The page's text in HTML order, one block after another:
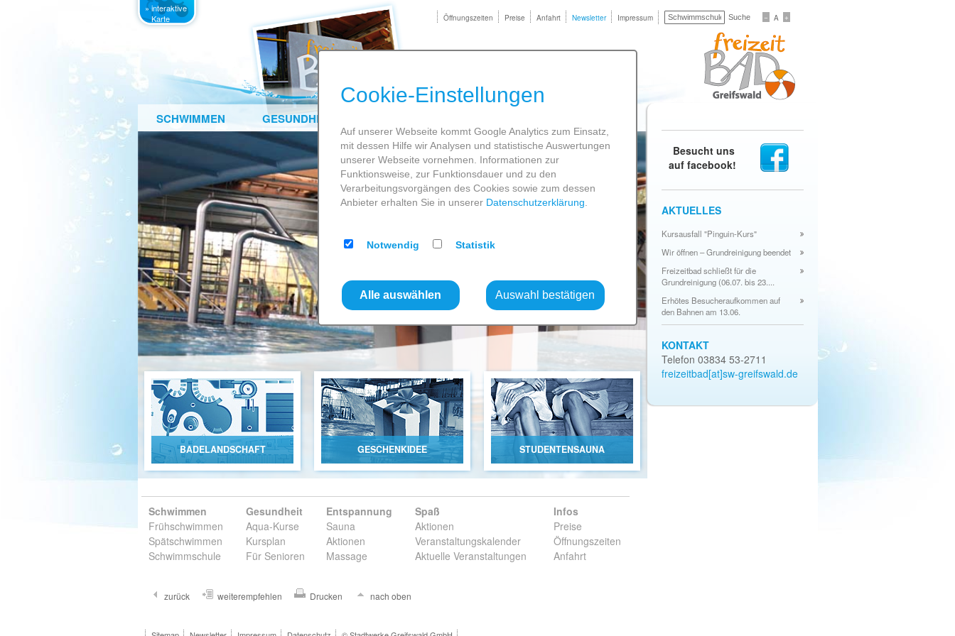
» interaktive
Karte
Öffnungszeiten Preise Anfahrt Newsletter Impressum − A +
SCHWIMMEN GESUNDHEIT
BADELANDSCHAFT GESCHENKIDEE STUDENTENSAUNA
Schwimmen
Frühschwimmen
Spätschwimmen
Schwimmschule
Gesundheit
Aqua-Kurse
Kursplan
Für Senioren
Entspannung
Sauna
Aktionen
Massage
Spaß
Aktionen
Veranstaltungskalender
Aktuelle Veranstaltungen
Infos
Preise
Öffnungszeiten
Anfahrt
zurück weiterempfehlen Drucken nach oben
Besucht uns
auf facebook!
AKTUELLES
Kursausfall "Pinguin-Kurs"
Wir öffnen – Grundreinigung beendet
Freizeitbad schließt für die
Grundreinigung (06.07. bis 23....
Erhötes Besucheraufkommen auf
den Bahnen am 13.06.
KONTAKT
Telefon 03834 53-2711
freizeitbad[at]sw-greifswald.de
Cookie-Einstellungen
Auf unserer Webseite kommt Google Analytics zum Einsatz,
mit dessen Hilfe wir Analysen und statistische Auswertungen
unserer Webseite vornehmen. Informationen zur
Funktionsweise, zur Funktionsdauer und zu den
Verarbeitungsvorgängen des Cookies sowie zum dessen
Anbieter erhalten Sie in unserer Datenschutzerklärung
Notwendig Statistik
Alle auswählen Auswahl bestätigen